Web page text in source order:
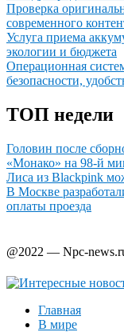
Проверка
современного
Услуга приема
экологии и бюджета
Операционная
безопасности,
ТОП недели
Головин после
«Монако» на 98-й
Лиcа из Blackpink
В Москве
оплаты проезда
@2022 — Npc-
Главная
В мире